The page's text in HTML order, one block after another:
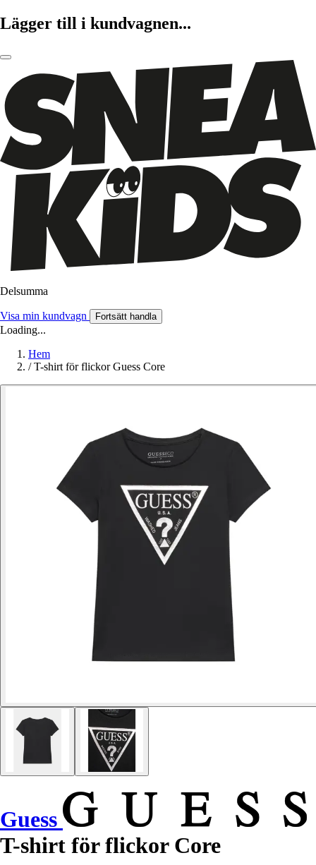
Lägger till i kundvagnen...
Delsumma
Visa min kundvagn Fortsätt handla
Loading...
Hem
/ T-shirt för flickor Guess Core
Guess
T-shirt för flickor Core